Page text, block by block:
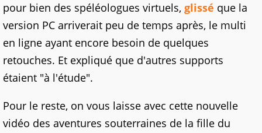
pour bien des spéléologues virtuels, glissé que la
version PC arriverait peu de temps après, le multi
en ligne ayant encore besoin de quelques
retouches. Et expliqué que d'autres supports
étaient "à l'étude".
Pour le reste, on vous laisse avec cette nouvelle
vidéo des aventures souterraines de la fille du